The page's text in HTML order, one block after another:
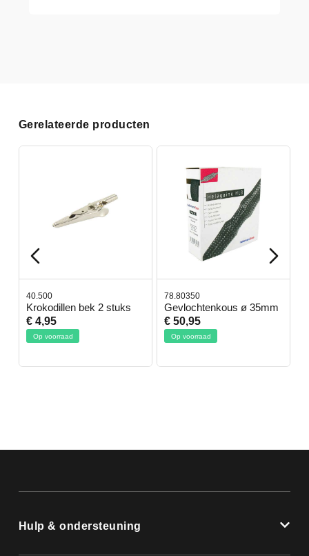
Gerelateerde producten
40.500
Krokodillen bek 2 stuks
€ 4,95
Op voorraad
78.80350
Gevlochtenkous ø 35mm
€ 50,95
Op voorraad
Hulp & ondersteuning